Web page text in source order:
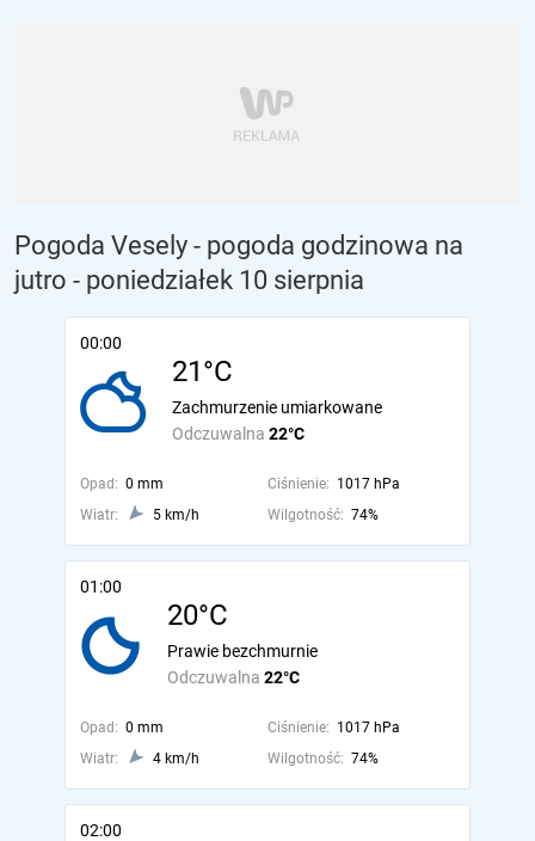
Pogoda Vesely - pogoda godzinowa na
jutro - poniedziałek 10 sierpnia
00:00
21°C
Odczuwalna 22°C
Zachmurzenie umiarkowane
Opad: 0 mm Ciśnienie: 1017 hPa
Wiatr:
5 km/h Wilgotność: 74%
01:00
20°C
Odczuwalna 22°C
Prawie bezchmurnie
Opad: 0 mm Ciśnienie: 1017 hPa
Wiatr:
4 km/h Wilgotność: 74%
02:00